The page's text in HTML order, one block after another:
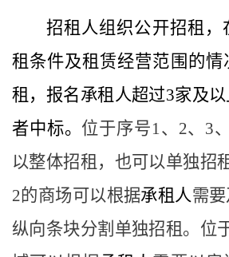
招租人组织公开招租 ，
租条件及租赁经营范围的情
租，报名承租人超过3家及
者中标。 位于序号1、2、3
以整体招租，也可以单独招
2的商场可以根据承租人需
纵向条块分割单独招租。位